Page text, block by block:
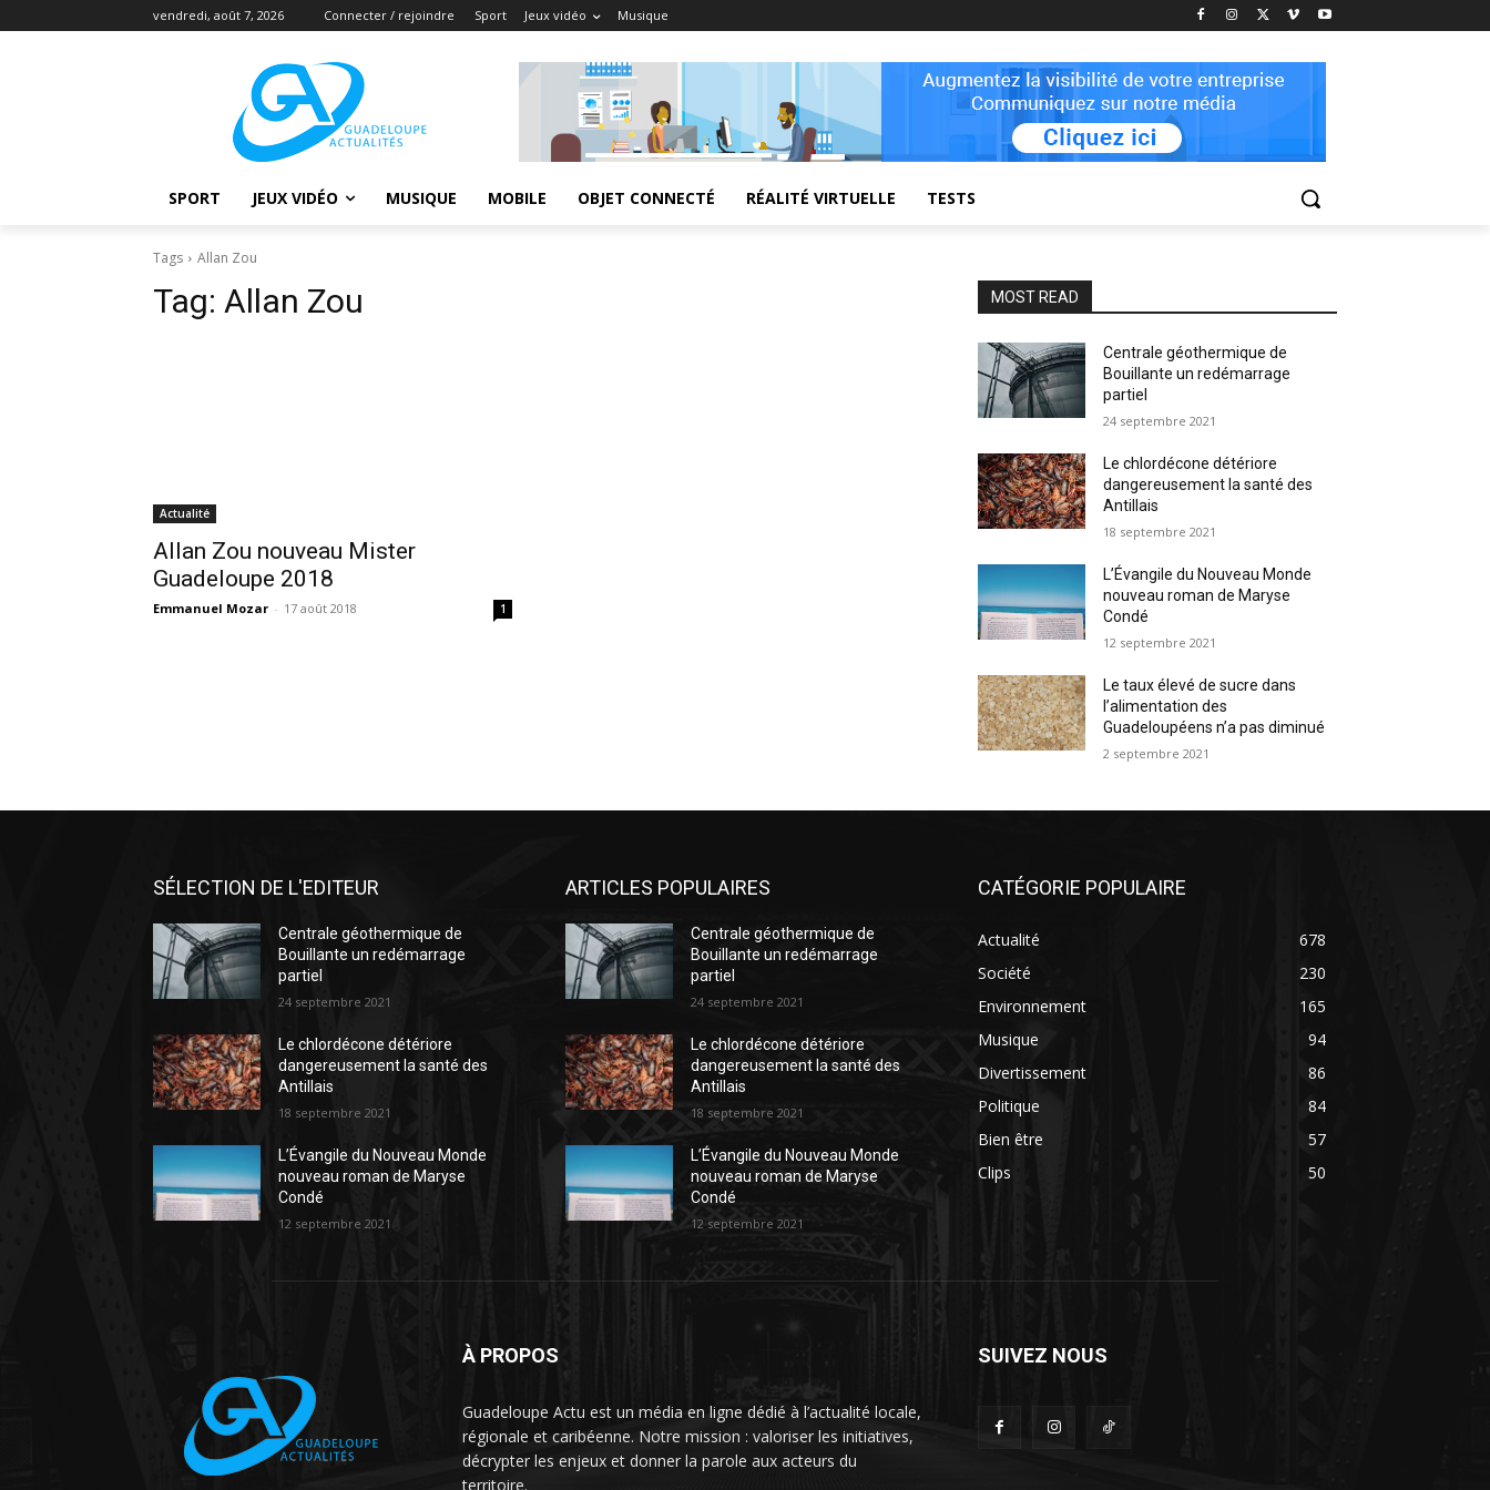
vendredi, août 7, 2026 Connecter / rejoindre Sport Jeux vidéo Musique
SPORT JEUX VIDÉO MUSIQUE MOBILE OBJET CONNECTÉ RÉALITÉ VIRTUELLE TESTS
Tags Allan Zou
Tag: Allan Zou
Actualité
Allan Zou nouveau Mister
Guadeloupe 2018
Emmanuel Mozar - 17 août 2018 1
MOST READ
Centrale géothermique de
Bouillante un redémarrage
partiel
24 septembre 2021
Le chlordécone détériore
dangereusement la santé des
Antillais
18 septembre 2021
L’Évangile du Nouveau Monde
nouveau roman de Maryse
Condé
12 septembre 2021
Le taux élevé de sucre dans
l’alimentation des
Guadeloupéens n’a pas diminué
2 septembre 2021
SÉLECTION DE L'EDITEUR
Centrale géothermique de
Bouillante un redémarrage
partiel
24 septembre 2021
Le chlordécone détériore
dangereusement la santé des
Antillais
18 septembre 2021
L’Évangile du Nouveau Monde
nouveau roman de Maryse
Condé
12 septembre 2021
ARTICLES POPULAIRES
Centrale géothermique de
Bouillante un redémarrage
partiel
24 septembre 2021
Le chlordécone détériore
dangereusement la santé des
Antillais
18 septembre 2021
L’Évangile du Nouveau Monde
nouveau roman de Maryse
Condé
12 septembre 2021
CATÉGORIE POPULAIRE
Actualité
678
Société
230
Environnement
165
Musique
94
Divertissement
86
Politique
84
Bien être
57
Clips
50
À PROPOS
Guadeloupe Actu est un média en ligne dédié à l’actualité locale,
régionale et caribéenne. Notre mission : valoriser les initiatives,
décrypter les enjeux et donner la parole aux acteurs du
territoire.
SUIVEZ NOUS